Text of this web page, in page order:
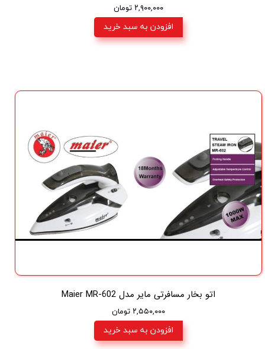
۲,۹۰۰,۰۰۰ تومان
افزودن به سبد خرید
اتو بخار مسافرتی مایر مدل Maier MR-602
۲,۵۵۰,۰۰۰ تومان
افزودن به سبد خرید